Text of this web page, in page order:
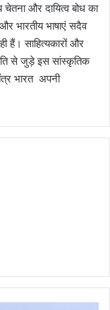
और दायित्व बोध का
भारतीय भाषाएं सदैव
हैं। साहित्यकारों और
से जुड़े इस सांस्कृतिक
भारत अपनी